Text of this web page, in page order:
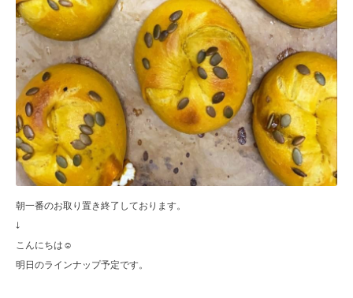
朝一番のお取り置き終了しております。
↓
こんにちは☺︎
明日のラインナップ予定です。